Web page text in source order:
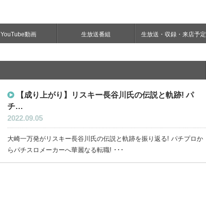
YouTube動画 生放送番組 生放送・収録・来店予定
【成り上がり】リスキー長谷川氏の伝説と軌跡! パ
チ…
2022.09.05
大崎一万発がリスキー長谷川氏の伝説と軌跡を振り返る! パチプロか
らパチスロメーカーへ華麗なる転職! ･･･